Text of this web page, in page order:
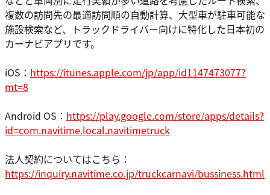
複数の訪問先の最適訪問順の自動計算、大型車が駐車可能な
施設検索など、トラックドライバー向けに特化した日本初の
カーナビアプリです。
iOS： https://itunes.apple.com/jp/app/id1147473077?
mt=8
Android OS： https://play.google.com/store/apps/details?
id=com.navitime.local.navitimetruck
法人契約についてはこちら：
https://inquiry.navitime.co.jp/truckcarnavi/bussiness.html